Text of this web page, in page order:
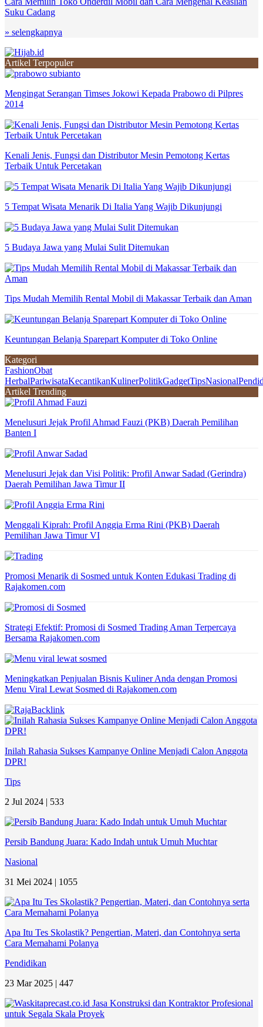
Suku Cadang
» selengkapnya
Artikel Terpopuler
Mengingat Serangan Timses Jokowi Kepada Prabowo di Pilpres
2014
Kenali Jenis, Fungsi dan Distributor Mesin Pemotong Kertas
Terbaik Untuk Percetakan
5 Tempat Wisata Menarik Di Italia Yang Wajib Dikunjungi
5 Budaya Jawa yang Mulai Sulit Ditemukan
Tips Mudah Memilih Rental Mobil di Makassar Terbaik dan Aman
Keuntungan Belanja Sparepart Komputer di Toko Online
Kategori
FashionObat
HerbalPariwisataKecantikanKulinerPolitikGadgetTipsNasional
Artikel Trending
Menelusuri Jejak Profil Ahmad Fauzi (PKB) Daerah Pemilihan
Banten I
Menelusuri Jejak dan Visi Politik: Profil Anwar Sadad (Gerindra)
Daerah Pemilihan Jawa Timur II
Menggali Kiprah: Profil Anggia Erma Rini (PKB) Daerah
Pemilihan Jawa Timur VI
Promosi Menarik di Sosmed untuk Konten Edukasi Trading di
Rajakomen.com
Strategi Efektif: Promosi di Sosmed Trading Aman Terpercaya
Bersama Rajakomen.com
Meningkatkan Penjualan Bisnis Kuliner Anda dengan Promosi
Menu Viral Lewat Sosmed di Rajakomen.com
Inilah Rahasia Sukses Kampanye Online Menjadi Calon Anggota
DPR!
Tips
2 Jul 2024 | 533
Persib Bandung Juara: Kado Indah untuk Umuh Muchtar
Nasional
31 Mei 2024 | 1055
Apa Itu Tes Skolastik? Pengertian, Materi, dan Contohnya serta
Cara Memahami Polanya
Pendidikan
23 Mar 2025 | 447